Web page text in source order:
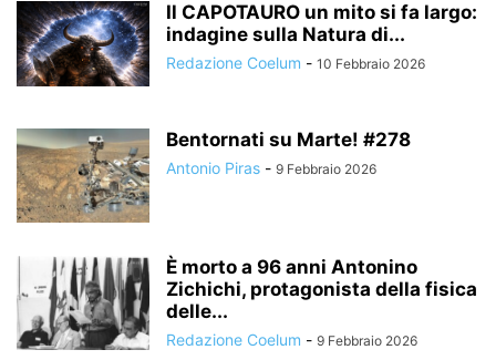
Il CAPOTAURO un mito si fa largo:
indagine sulla Natura di...
Redazione Coelum - 10 Febbraio 2026
Bentornati su Marte! #278
Antonio Piras - 9 Febbraio 2026
È morto a 96 anni Antonino
Zichichi, protagonista della fisica
delle...
Redazione Coelum - 9 Febbraio 2026